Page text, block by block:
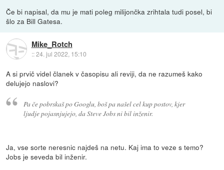
Če bi napisal, da mu je mati poleg milijončka zrihtala tudi posel, bi
šlo za Bill Gatesa.
Mike_Rotch
::24. jul 2022, 15:10
A si prvič videl članek v časopisu ali reviji, da ne razumeš kako
delujejo naslovi?
Pa če pobrskaš po Googlu, boš pa našel cel kup postov, kjer
ljudje pojasnjujejo, da Steve Jobs ni bil inženir.
Ja, vse sorte neresnic najdeš na netu. Kaj ima to veze s temo?
Jobs je seveda bil inženir.